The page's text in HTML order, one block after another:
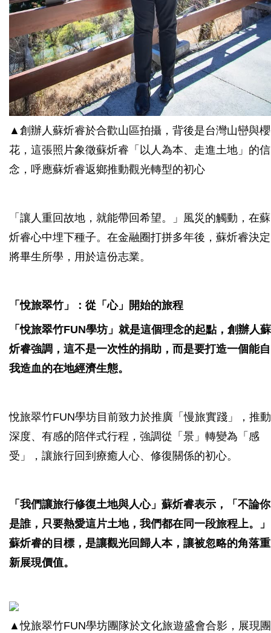
▲創辦人蘇炘睿於合歡山區拍攝，背後是台灣山巒與櫻
花，這張照片象徵蘇炘睿「以人為本、走進土地」的信
念，呼應蘇炘睿返鄉推動觀光轉型的初心
「讓人重回故地，就能帶回希望。」風災的觸動，在蘇
炘睿心中埋下種子。在金融圈打拼多年後，蘇炘睿決定
將畢生所學，用於這份志業。
「悅旅翠竹」：從「心」開始的旅程
「悅旅翠竹FUN學坊」就是這個理念的起點，創辦人蘇
炘睿強調，這不是一次性的捐助，而是要打造一個能自
我造血的在地經濟生態。
悅旅翠竹FUN學坊目前致力於推廣「慢旅實踐」，推動
深度、有感的陪伴式行程，強調從「景」轉變為「感
受」，讓旅行回到療癒人心、修復關係的初心。
「我們讓旅行修復土地與人心」蘇炘睿表示，「不論你
是誰，只要熱愛這片土地，我們都在同一段旅程上。」
蘇炘睿的目標，是讓觀光回歸人本，讓被忽略的角落重
新展現價值。
▲悅旅翠竹FUN學坊團隊於文化旅遊盛會合影，展現團